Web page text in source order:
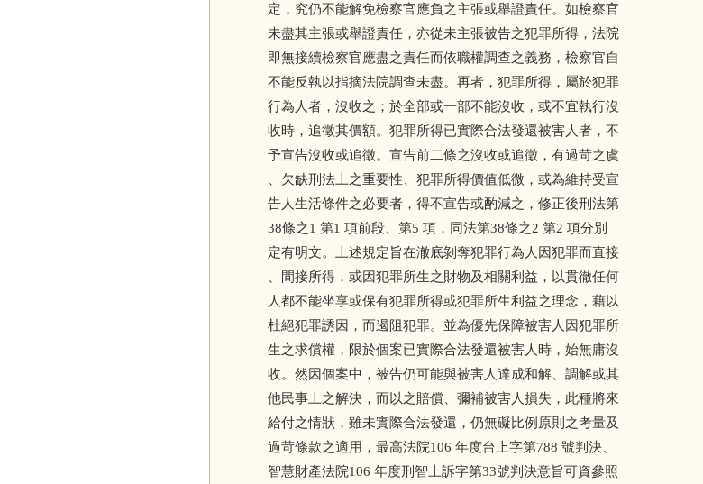
定，究仍不能解免檢察官應負之主張或舉證責任。如檢察官
未盡其主張或舉證責任，亦從未主張被告之犯罪所得，法院
即無接續檢察官應盡之責任而依職權調查之義務，檢察官自
不能反執以指摘法院調查未盡。再者，犯罪所得，屬於犯罪
行為人者，沒收之；於全部或一部不能沒收，或不宜執行沒
收時，追徵其價額。犯罪所得已實際合法發還被害人者，不
予宣告沒收或追徵。宣告前二條之沒收或追徵，有過苛之虞
、欠缺刑法上之重要性、犯罪所得價值低微，或為維持受宣
告人生活條件之必要者，得不宣告或酌減之，修正後刑法第
38條之1 第1 項前段、第5 項，同法第38條之2 第2 項分別
定有明文。上述規定旨在澈底剝奪犯罪行為人因犯罪而直接
、間接所得，或因犯罪所生之財物及相關利益，以貫徹任何
人都不能坐享或保有犯罪所得或犯罪所生利益之理念，藉以
杜絕犯罪誘因，而遏阻犯罪。並為優先保障被害人因犯罪所
生之求償權，限於個案已實際合法發還被害人時，始無庸沒
收。然因個案中，被告仍可能與被害人達成和解、調解或其
他民事上之解決，而以之賠償、彌補被害人損失，此種將來
給付之情狀，雖未實際合法發還，仍無礙比例原則之考量及
過苛條款之適用，最高法院106 年度台上字第788 號判決、
智慧財產法院106 年度刑智上訴字第33號判決意旨可資參照